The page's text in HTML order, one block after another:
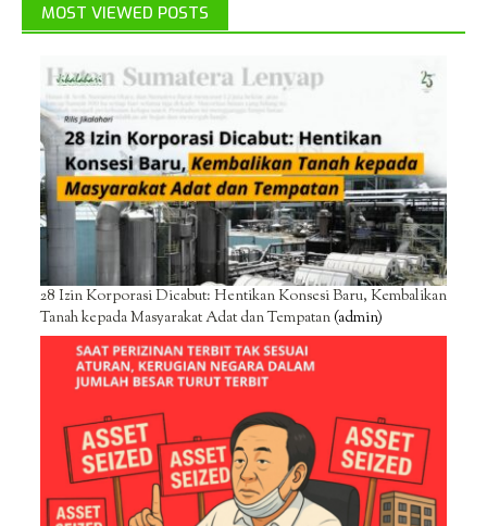
MOST VIEWED POSTS
28 Izin Korporasi Dicabut: Hentikan Konsesi Baru, Kembalikan
Tanah kepada Masyarakat Adat dan Tempatan(admin)